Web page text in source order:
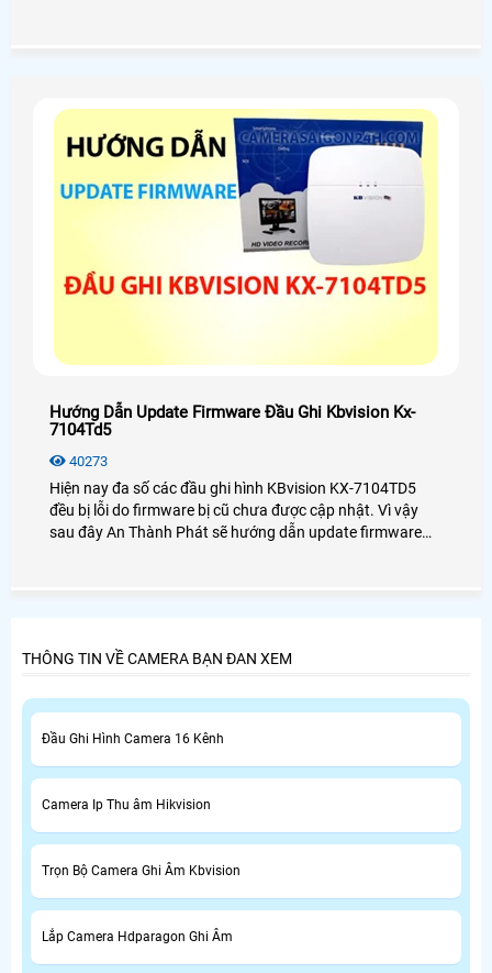
Hướng Dẫn Update Firmware Đầu Ghi Kbvision Kx-
7104Td5
40273
Hiện nay đa số các đầu ghi hình KBvision KX-7104TD5
đều bị lỗi do firmware bị cũ chưa được cập nhật. Vì vậy
sau đây An Thành Phát sẽ hướng dẫn update firmware
THÔNG TIN VỀ CAMERA BẠN ĐAN XEM
Đầu Ghi Hình Camera 16 Kênh
Camera Ip Thu âm Hikvision
Trọn Bộ Camera Ghi Âm Kbvision
Lắp Camera Hdparagon Ghi Âm